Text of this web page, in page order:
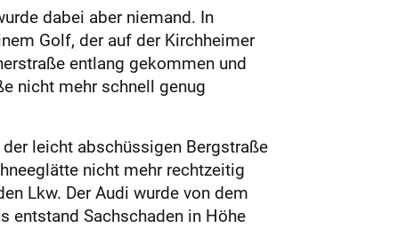
dabei aber niemand. In
Golf, der auf der Kirchheimer
entlang gekommen und
nicht mehr schnell genug
leicht abschüssigen Bergstraße
nicht mehr rechtzeitig
Lkw. Der Audi wurde von dem
entstand Sachschaden in Höhe